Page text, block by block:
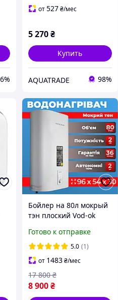
от527₴/мес
5 270₴
Купить
AQUATRADE 98%
Бойлер на 80л мокрый
тэн плоский Vod-ok
водонагреватель
электрический
накопительный Бойлер
быстрый нагрев
Готово к отправке
5.0 (1)
от 1483₴/мес
8 900₴
17 800 ₴